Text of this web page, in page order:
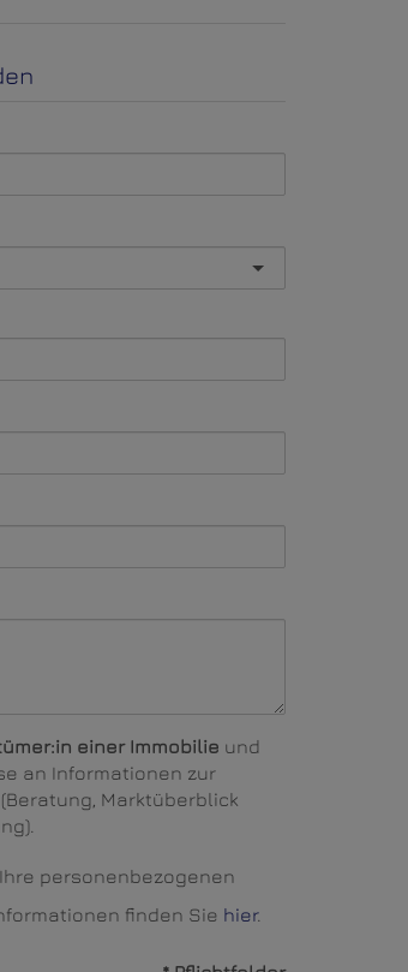
einer Immobilie und
an Informationen zur
Marktüberblick
personenbezogenen
finden Sie hier.